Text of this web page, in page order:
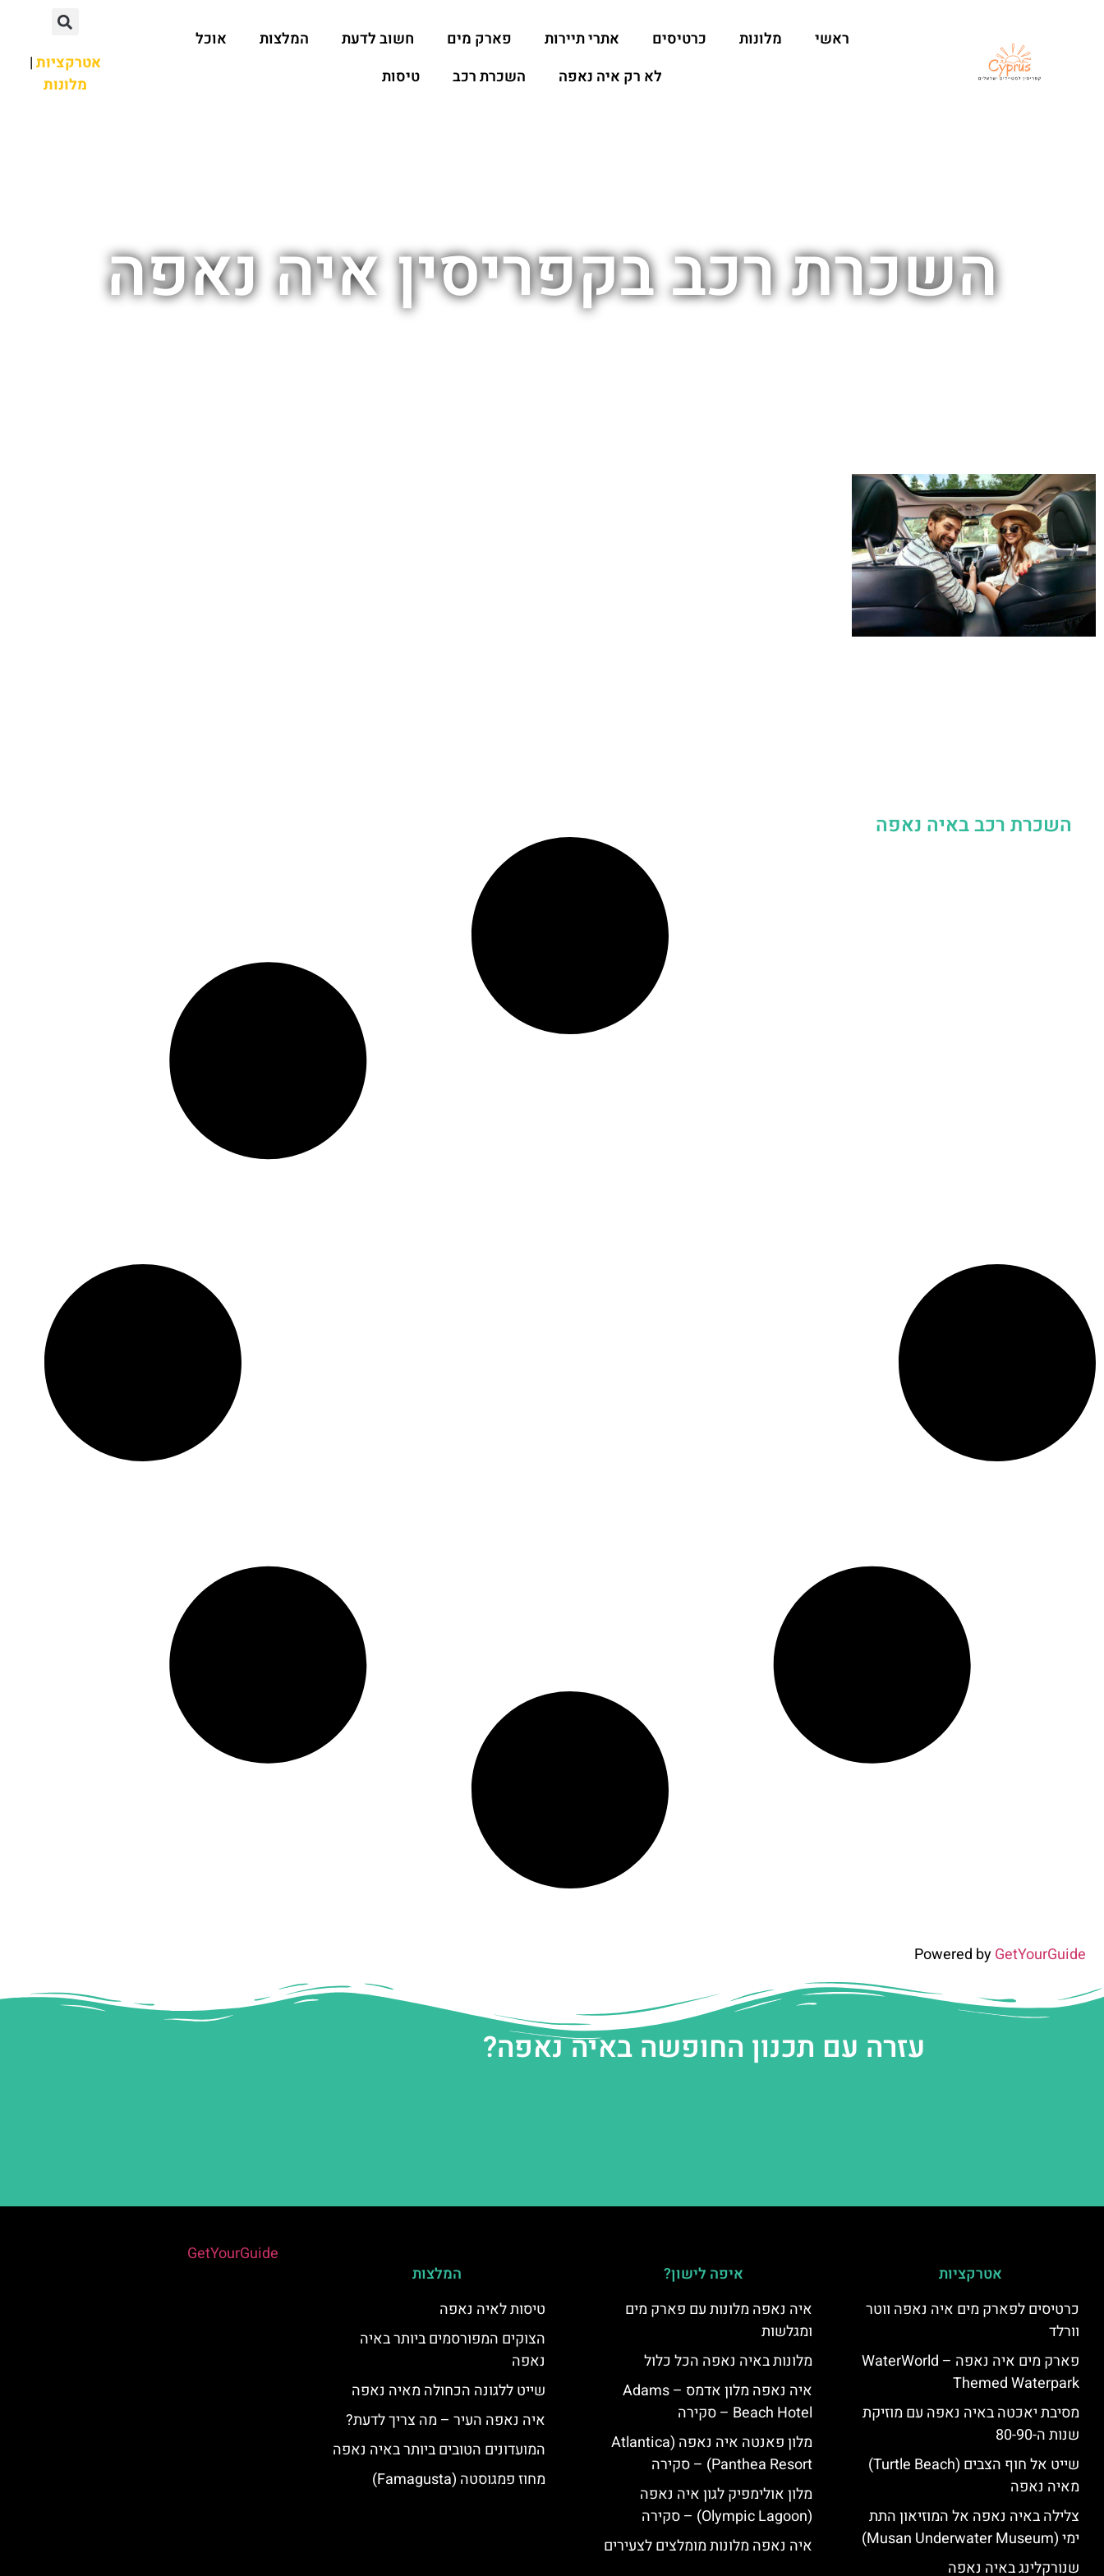
ראשי מלונות כרטיסים אתרי תיירות פארק מים חשוב לדעת המלצות
אוכל
לא רק איה נאפה
השכרת רכב טיסות
אטרקציות|
מלונות
השכרת רכב בקפריסין איה נאפה
השכרת רכב באיה נאפה
Powered byGetYourGuide
עזרה עם תכנון החופשה באיה נאפה?
אטרקציות
כרטיסים לפארק מים איה נאפה ווטר
וורלד
פארק מים איה נאפה – ‪‪WaterWorld
Themed Waterpark‬‬
מסיבת יאכטה באיה נאפה עם מוזיקת
שנות ה-80-90
שייט אל חוף הצבים (Turtle Beach)
מאיה נאפה
צלילה באיה נאפה אל המוזיאון התת
ימי (Musan Underwater Museum)
שנורקלינג באיה נאפה
איפה לישון?
איה נאפה מלונות עם פארק מים
ומגלשות
מלונות באיה נאפה הכל כלול
איה נאפה מלון אדמס – Adams
Beach Hotel – סקירה
מלון פאנטה איה נאפה (Atlantica
Panthea Resort) – סקירה
מלון אולימפיק לגון איה נאפה
(Olympic Lagoon) – סקירה
איה נאפה מלונות מומלצים לצעירים
המלצות
טיסות לאיה נאפה
הצוקים המפורסמים ביותר באיה
נאפה
שייט ללגונה הכחולה מאיה נאפה
איה נאפה העיר – מה צריך לדעת?
המועדונים הטובים ביותר באיה נאפה
מחוז פמגוסטה (Famagusta)
GetYourGuide